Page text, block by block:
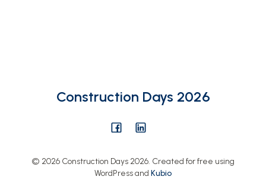
Construction Days 2026
© 2026 Construction Days 2026. Created for free using
WordPress and Kubio